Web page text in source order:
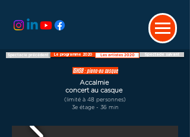
Spectacle précédent Le programme 2020 Les artistes 2020 Spectacle suivant
15H58 : piano-au casque
Accalmie
concert au casque
(limité à 48 personnes)
3e étage - 36 min